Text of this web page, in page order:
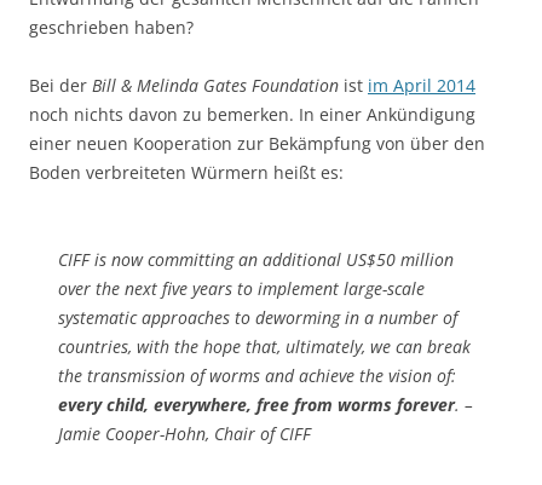
geschrieben haben?
Bei der Bill & Melinda Gates Foundation ist im April 2014
noch nichts davon zu bemerken. In einer Ankündigung
einer neuen Kooperation zur Bekämpfung von über den
Boden verbreiteten Würmern heißt es:
CIFF is now committing an additional US$50 million
over the next five years to implement large-scale
systematic approaches to deworming in a number of
countries, with the hope that, ultimately, we can break
the transmission of worms and achieve the vision of:
every child, everywhere, free from worms forever. –
Jamie Cooper-Hohn, Chair of CIFF